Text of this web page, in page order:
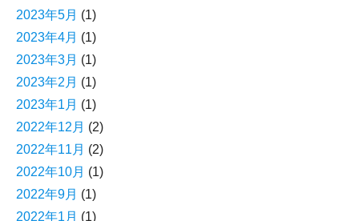
2023年5月 (1)
2023年4月 (1)
2023年3月 (1)
2023年2月 (1)
2023年1月 (1)
2022年12月 (2)
2022年11月 (2)
2022年10月 (1)
2022年9月 (1)
2022年1月 (1)